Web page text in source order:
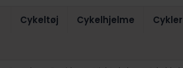
Cykeltøj Cykelhjelme Cykler